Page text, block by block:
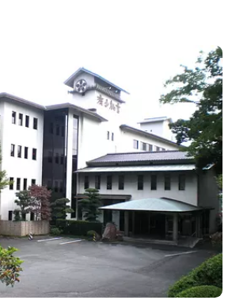
温泉を用いた温泉野菜蒸しの他美と健康を
席をご用意しています。